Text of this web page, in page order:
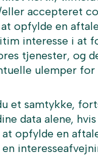
eller accepteret
opfylde en
interesse i at
tjenester, og
ulemper for
et samtykke,
data alene,
opfylde en